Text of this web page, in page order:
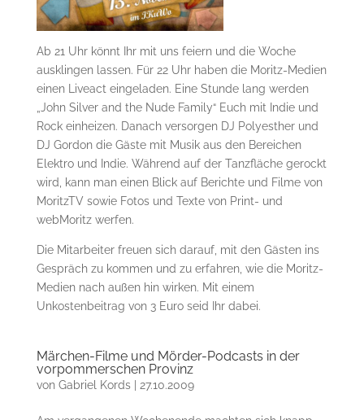
Ab 21 Uhr könnt Ihr mit uns feiern und die Woche
ausklingen lassen. Für 22 Uhr haben die Moritz-Medien
einen Liveact eingeladen. Eine Stunde lang werden
„John Silver and the Nude Family“ Euch mit Indie und
Rock einheizen. Danach versorgen DJ Polyesther und
DJ Gordon die Gäste mit Musik aus den Bereichen
Elektro und Indie. Während auf der Tanzfläche gerockt
wird, kann man einen Blick auf Berichte und Filme von
MoritzTV sowie Fotos und Texte von Print- und
webMoritz werfen.
Die Mitarbeiter freuen sich darauf, mit den Gästen ins
Gespräch zu kommen und zu erfahren, wie die Moritz-
Medien nach außen hin wirken. Mit einem
Unkostenbeitrag von 3 Euro seid Ihr dabei.
Märchen-Filme und Mörder-Podcasts in der
vorpommerschen Provinz
von Gabriel Kords| 27.10.2009